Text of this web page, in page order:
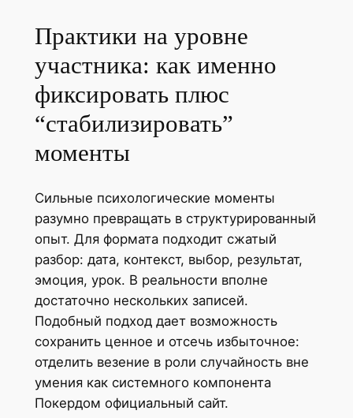
Практики на уровне
участника: как именно
фиксировать плюс
“стабилизировать”
моменты
Сильные психологические моменты
разумно превращать в структурированный
опыт. Для формата подходит сжатый
разбор: дата, контекст, выбор, результат,
эмоция, урок. В реальности вполне
достаточно нескольких записей.
Подобный подход дает возможность
сохранить ценное и отсечь избыточное:
отделить везение в роли случайность вне
умения как системного компонента
Покердом официальный сайт.